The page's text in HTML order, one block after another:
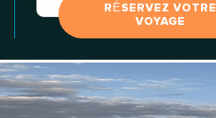
RÉSERVEZ VOTRE
VOYAGE